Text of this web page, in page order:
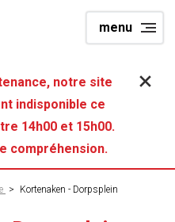
menu
notre site
indisponible ce
14h00 et 15h00.
compréhension.
> Kortenaken - Dorpsplein